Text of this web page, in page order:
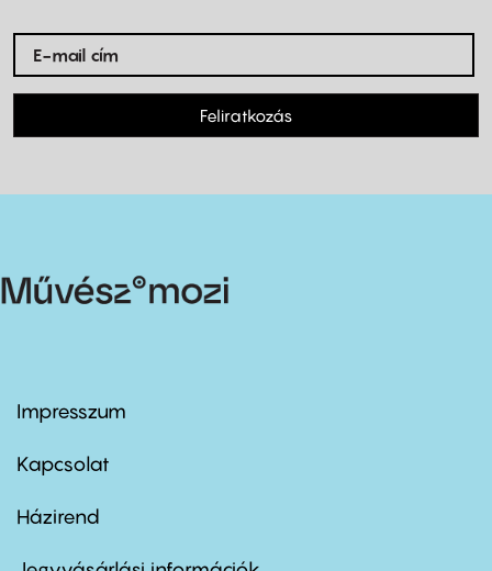
Feliratkozás
Footer
first
Impresszum
Kapcsolat
Footer
second
Házirend